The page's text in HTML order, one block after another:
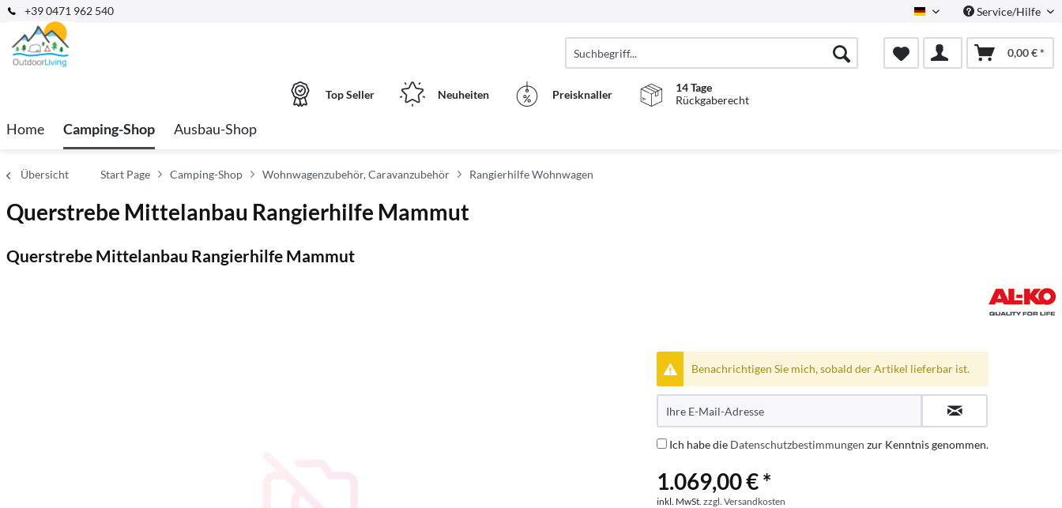
+39 0471 962 540 Deutsch Service/Hilfe
0,00 € *
Top Seller Neuheiten Preisknaller
14 Tage
Rückgaberecht
Home Camping-Shop Ausbau-Shop
Übersicht Start Page Camping-Shop Wohnwagenzubehör, Caravanzubehör Rangierhilfe Wohnwagen
Querstrebe Mittelanbau Rangierhilfe Mammut
Querstrebe Mittelanbau Rangierhilfe Mammut
Benachrichtigen Sie mich, sobald der Artikel lieferbar ist.
Ich habe die Datenschutzbestimmungen zur Kenntnis genommen.
1.069,00 € *
inkl. MwSt.zzgl. Versandkosten